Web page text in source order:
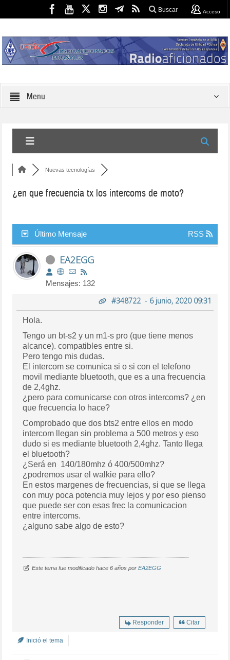
Buscar Acceso
Menu
Nuevas tecnologías
¿en que frecuencia tx los intercoms de moto?
Último Mensaje RSS
EA2EGG
Mensajes: 132
#348722- 6 junio, 2020 09:31
Hola.
Tengo un bt-s2 y un m1-s pro (que tiene menos
alcance). compatibles entre si.
Pero tengo mis dudas.
El intercom se comunica si o si con el telefono
movil mediante bluetooth, que es a una frecuencia
de 2,4ghz.
¿pero para comunicarse con otros intercoms? ¿en
que frecuencia lo hace?
Comprobado que dos bts2 entre ellos en modo
intercom llegan sin problema a 500 metros y eso
dudo si es mediante bluetooth 2,4ghz. Tanto llega
el bluetooth?
¿Será en 140/180mhz ó 400/500mhz?
¿podremos usar el walkie para ello?
En estos margenes de frecuencias, si que se llega
con muy poca potencia muy lejos y por eso pienso
que puede ser con esas frec la comunicacion
entre intercoms.
¿alguno sabe algo de esto?
Este tema fue modificado hace 6 años porEA2EGG
Responder Citar
Inició el tema